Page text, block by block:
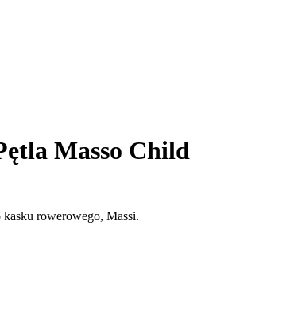
Masso Child
kasku rowerowego, Massi.